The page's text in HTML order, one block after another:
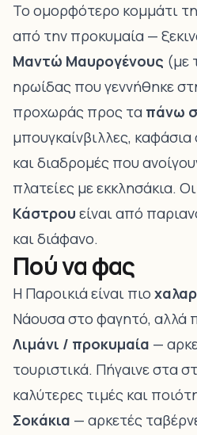
Το ομορφότερο κομμάτι
από την προκυμαία —
Μαντώ Μαυρογένους (με
ηρωίδας που γεννήθηκε
προχωράς προς τα πάνω
μπουγκαίνβιλλες, καφάσια
και διαδρομές που
πλατείες με εκκλησάκια. Οι
Κάστρου είναι από
και διάφανο.
Πού να φας
Η Παροικιά είναι πιο
Νάουσα στο φαγητό, αλλά
Λιμάνι / προκυμαία —
τουριστικά. Πήγαινε στα
καλύτερες τιμές και
Σοκάκια — αρκετές